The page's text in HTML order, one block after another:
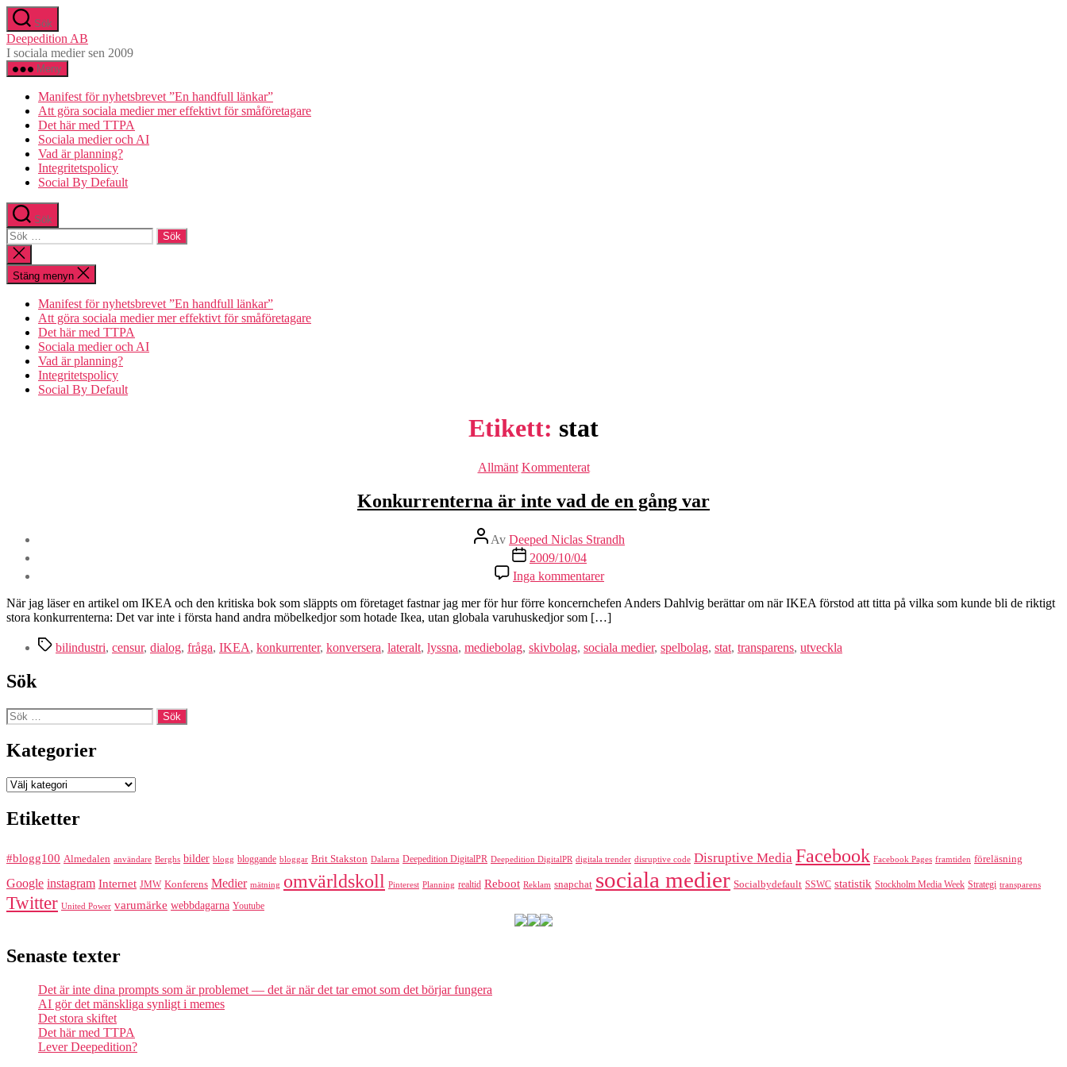
Hoppa
till
innehåll
Sök
Deepedition AB
I sociala medier sen 2009
Meny
Manifest för nyhetsbrevet ”En handfull länkar”
Att göra sociala medier mer effektivt för småföretagare
Det här med TTPA
Sociala medier och AI
Vad är planning?
Integritetspolicy
Social By Default
Sök
Sök
efter:
Stäng
sökningen
Stäng menyn
Manifest för nyhetsbrevet ”En handfull länkar”
Att göra sociala medier mer effektivt för småföretagare
Det här med TTPA
Sociala medier och AI
Vad är planning?
Integritetspolicy
Social By Default
Etikett: stat
Kategorier
Allmänt Kommenterat
Konkurrenterna är inte vad de en gång var
Inläggsförfattare
Av Deeped Niclas Strandh
Inläggsdatum
2009/10/04
Inga kommentarertill
Konkurrenterna
är
inte
de
en
När jag läser en artikel om IKEA och den kritiska bok som släppts om företaget fastnar jag mer för hur förre koncernchefen Anders Dahlvig berättar om när IKEA förstod att titta på vilka som kunde bli de riktigt
stora konkurrenterna: Det var inte i första hand andra möbelkedjor som hotade Ikea, utan globala varuhuskedjor som […]
Etiketter
bilindustri, censur, dialog, fråga, IKEA, konkurrenter, konversera, lateralt, lyssna, mediebolag, skivbolag, sociala medier, spelbolag, stat, transparens, utveckla
Sök
Sök
efter:
Kategorier
Kategorier
Etiketter
#blogg100 Almedalen användare Berghs bilder blogg bloggande bloggar Brit Stakston Dalarna Deepedition DigitalPR Deepedition DigitalPR digitala trender disruptive code Disruptive Media Facebook Facebook Pages framtiden föreläsning
Google instagram Internet JMW Konferens Medier mätning omvärldskoll Pinterest Planning realtid Reboot Reklam snapchat sociala medier Socialbydefault SSWC statistik Stockholm Media Week Strategi transparens
Twitter United Power varumärke webbdagarna Youtube
Senaste texter
Det är inte dina prompts som är problemet — det är när det tar emot som det börjar fungera
AI gör det mänskliga synligt i memes
Det stora skiftet
Det här med TTPA
Lever Deepedition?